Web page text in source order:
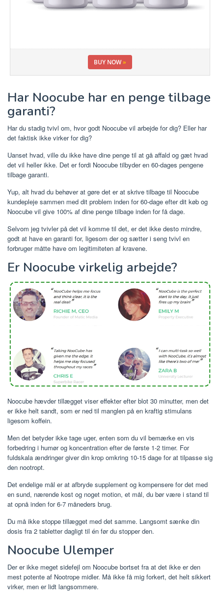
BUY NOW»
Har Noocube har en penge tilbage
garanti?
Har du stadig tvivl om, hvor godt Noocube vil arbejde for dig? Eller har
det faktisk ikke virker for dig?
Uanset hvad, ville du ikke have dine penge til at gå affald og gæt hvad
det vil heller ikke. Det er fordi Noocube tilbyder en 60-dages pengene
tilbage garanti.
Yup, alt hvad du behøver at gøre det er at skrive tilbage til Noocube
kundepleje sammen med dit problem inden for 60-dage efter dit køb og
Noocube vil give 100% af dine penge tilbage inden for få dage.
Selvom jeg tvivler på det vil komme til det, er det ikke desto mindre,
godt at have en garanti for, ligesom der og sætter i seng tvivl en
forbruger måtte have om legitimiteten af ​​kravene.
Er Noocube virkelig arbejde?
Noocube hævder tillægget viser effekter efter blot 30 minutter, men det
er ikke helt sandt, som er ned til manglen på en kraftig stimulans
ligesom koffein.
Men det betyder ikke tage uger, enten som du vil bemærke en vis
forbedring i humør og koncentration efter de første 1-2 timer. For
fuldskala ændringer giver din krop omkring 10-15 dage for at tilpasse sig
den nootropt.
Det endelige mål er at afbryde supplement og kompensere for det med
en sund, nærende kost og noget motion, et mål, du bør være i stand til
at opnå inden for 6-7 måneders brug.
Du må ikke stoppe tillægget med det samme. Langsomt sænke din
dosis fra 2 tabletter dagligt til én før du stopper den.
Noocube Ulemper
Der er ikke meget sidefejl om Noocube bortset fra at det ikke er den
mest potente af Nootrope midler. Må ikke få mig forkert, det helt sikkert
virker, men er lidt langsommere.